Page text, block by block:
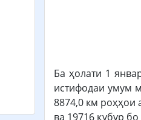
Ба ҳолати 1
истифодаи умум
8874,0 км роҳҳои
ва 19716 қубур